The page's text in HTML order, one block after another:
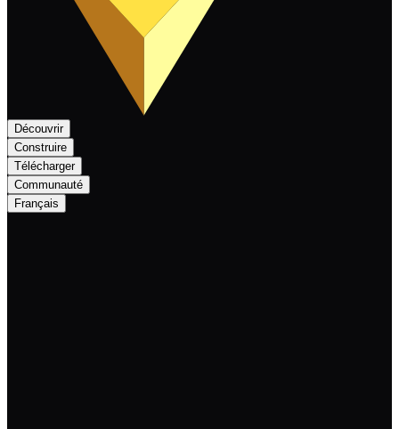
Découvrir
Construire
Télécharger
Communauté
Français